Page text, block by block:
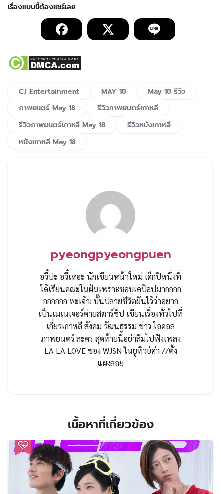
CJ Entertainment MAY 18
May 18 รีวิว
ภาพยนตร์ May 18
รีวิวภาพยนตร์เกาหลี
รีวิวภาพยนตร์เกาหลี ​May 18
รีวิวหนังเกาหลี
หนังเกาหลี May 18
pyeongpyeongpuen
อวี๋ปะ อวี๋เหอะ นักเขียนหน้าใหม่ เด็กปีหนึ่งที่
ได้เรียนคณะในฝันเพราะชอบเคป๊อปมากกกก
กกกกกก พะเจ้า! บั้นปลายชีวิตฝันไว้ว่าอยาก
เป็นเมเนเจอร์ค่ายสตาร์ชิป เขียนเรื่องทั่วไปที่
เกี่ยวเกาหลี สังคม วัฒนธรรม ข่าว ไอดอล
ภาพยนตร์ ละคร สุดท้ายนี้อย่าลืมไปฟังเพลง
LA LA LOVE ของ WJSN ในยูทิวบ์ค่า //ตั้ง
แผงลอย
เนื้อหาที่เกี่ยวข้อง